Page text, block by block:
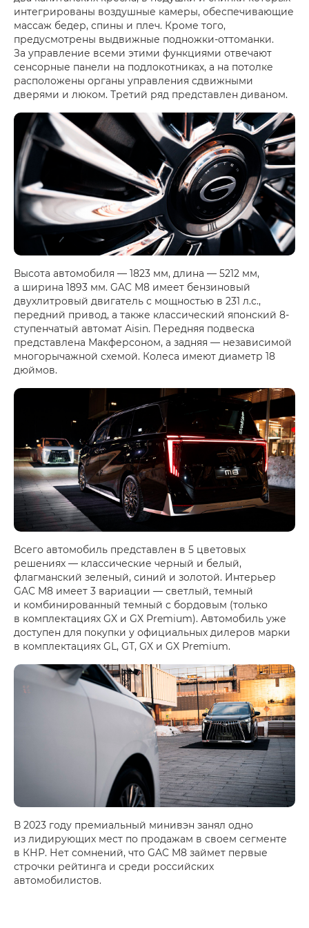
интегрированы воздушные камеры, обеспечивающие
массаж бедер, спины и плеч. Кроме того,
предусмотрены выдвижные подножки-оттоманки.
За управление всеми этими функциями отвечают
сенсорные панели на подлокотниках, а на потолке
расположены органы управления сдвижными
дверями и люком. Третий ряд представлен диваном.
Высота автомобиля — 1823 мм, длина — 5212 мм,
а ширина 1893 мм. GAC M8 имеет бензиновый
двухлитровый двигатель с мощностью в 231 л.с.,
передний привод, а также классический японский 8-
ступенчатый автомат Aisin. Передняя подвеска
представлена Макферсоном, а задняя — независимой
многорычажной схемой. Колеса имеют диаметр 18
дюймов.
Всего автомобиль представлен в 5 цветовых
решениях — классические черный и белый,
флагманский зеленый, синий и золотой. Интерьер
GAC M8 имеет 3 вариации — светлый, темный
и комбинированный темный с бордовым (только
в комплектациях GX и GX Premium). Автомобиль уже
доступен для покупки у официальных дилеров марки
в комплектациях GL, GT, GX и GX Premium.
В 2023 году премиальный минивэн занял одно
из лидирующих мест по продажам в своем сегменте
в КНР. Нет сомнений, что GAC M8 займет первые
строчки рейтинга и среди российских
автомобилистов.